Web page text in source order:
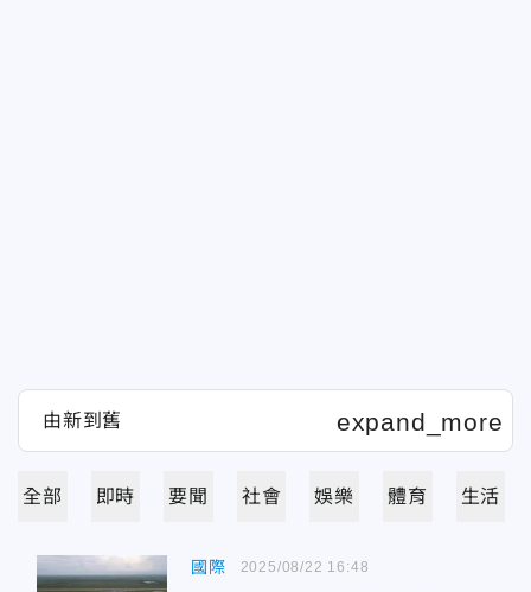
全部 即時 要聞 社會 娛樂 體育 生活
國際 2025/08/22 16:48